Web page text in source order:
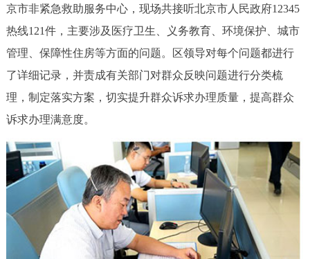
ITALIANO
回到顶部
京市非紧急救助服务中心，现场共接听北京市人民政府12345
热线121件，主要涉及医疗卫生、义务教育、环境保护、城市
管理、保障性住房等方面的问题。区领导对每个问题都进行
了详细记录，并责成有关部门对群众反映问题进行分类梳
理，制定落实方案，切实提升群众诉求办理质量，提高群众
诉求办理满意度。